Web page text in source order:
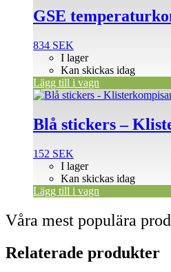
GSE
834 SEK
I lager
Kan skickas idag
Lägg till i vagn
Blå stickers –
152 SEK
I lager
Kan skickas idag
Lägg till i vagn
Våra mest populära
Relaterade produkter